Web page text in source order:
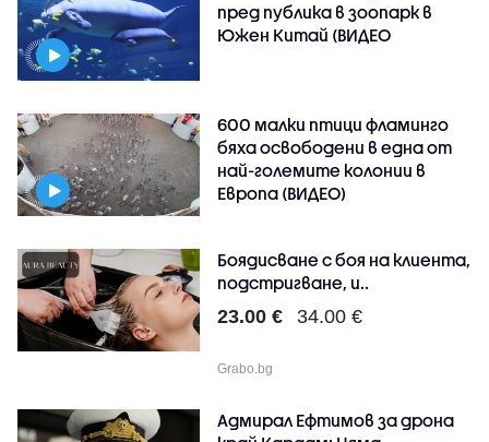
пред публика в зоопарк в
Южен Китай (ВИДЕО
600 малки птици фламинго
бяха освободени в една от
най-големите колонии в
Европа (ВИДЕО)
Боядисване с боя на клиента,
подстригване, и..
23.00 € 34.00 €
Grabo.bg
Адмирал Ефтимов за дрона